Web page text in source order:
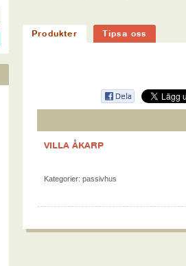
Produkter Tipsa oss
VILLA ÅKARP
Kategorier: passivhus